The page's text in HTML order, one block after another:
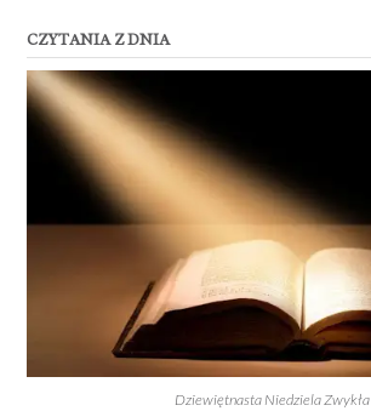
CZYTANIA Z DNIA
Dziewiętnasta Niedziela Zwykła